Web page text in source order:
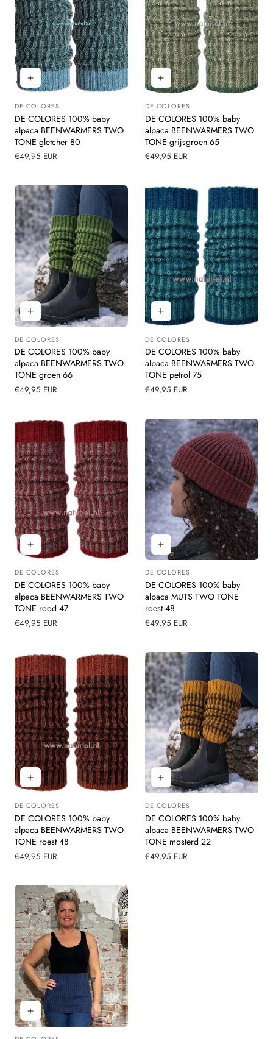
Leverancier:
DE COLORES
DE COLORES 100% baby
alpaca BEENWARMERS TWO
TONE gletcher 80
Normale
€49,95 EUR
Leverancier:
DE COLORES
DE COLORES 100% baby
alpaca BEENWARMERS TWO
TONE grijsgroen 65
Normale
€49,95 EUR
Leverancier:
DE COLORES
DE COLORES 100% baby
alpaca BEENWARMERS TWO
TONE groen 66
Normale
€49,95 EUR
Leverancier:
DE COLORES
DE COLORES 100% baby
alpaca BEENWARMERS TWO
TONE petrol 75
Normale
€49,95 EUR
Leverancier:
DE COLORES
DE COLORES 100% baby
alpaca BEENWARMERS TWO
TONE rood 47
Normale
€49,95 EUR
Leverancier:
DE COLORES
DE COLORES 100% baby
alpaca MUTS TWO TONE
roest 48
Normale
€49,95 EUR
Leverancier:
DE COLORES
DE COLORES 100% baby
alpaca BEENWARMERS TWO
TONE roest 48
Normale
€49,95 EUR
Leverancier:
DE COLORES
DE COLORES 100% baby
alpaca BEENWARMERS TWO
TONE mosterd 22
Normale
€49,95 EUR